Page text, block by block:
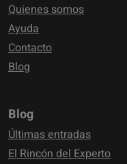
Quienes somos
Ayuda
Contacto
Blog
Blog
Últimas entradas
El Rincón del Experto